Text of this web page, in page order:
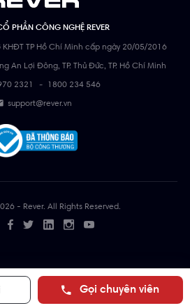
Gọi chuyên viên
PHẦN CÔNG NGHỆ REVER
TP Hồ Chí Minh cấp ngày 20/05/2016
An Lợi Đông, TP. Thủ Đức, TP. Hồ Chí Minh
2321 - 1800 234 546
support@rever.vn
- Rever. All Rights Reserved.